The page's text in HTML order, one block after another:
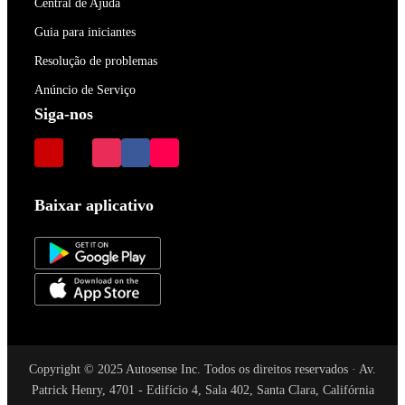
Central de Ajuda
Guia para iniciantes
Resolução de problemas
Anúncio de Serviço
Siga-nos
Baixar aplicativo
Copyright © 2025 Autosense Inc. Todos os direitos reservados · Av.
Patrick Henry, 4701 - Edifício 4, Sala 402, Santa Clara, Califórnia